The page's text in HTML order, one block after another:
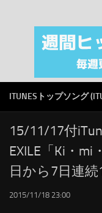
注目カテゴリ
オリジナルiTunes
RSS
LINKS
ITUNESトップソング
15/11/17付
EXILE「Ki・
日から7日連続
2015/11/18 23:00